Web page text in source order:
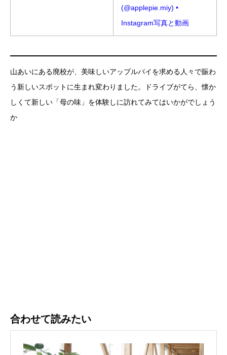
(@applepie.miy) •
Instagram写真と動画
山あいにある廃校が、美味しいアップルパイを求める人々で賑わ
う新しいスポットに生まれ変わりました。ドライブがてら、懐か
しくて新しい「母の味」を体験しに訪れてみてはいかがでしょう
か
合わせて読みたい